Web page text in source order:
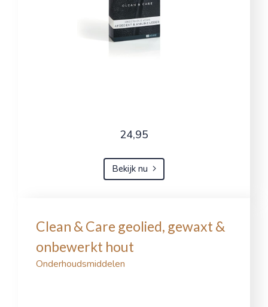
24,95
Bekijk nu
Clean & Care geolied, gewaxt &
onbewerkt hout
Onderhoudsmiddelen